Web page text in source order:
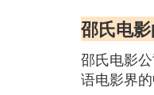
邵氏电
邵氏电影
语电影界